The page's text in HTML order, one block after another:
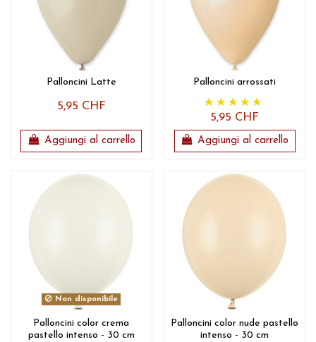
Palloncini Latte
5,95 CHF
Aggiungi al carrello
Palloncini arrossati
5,95 CHF
Aggiungi al carrello
Non disponibile
Palloncini color crema
pastello intenso - 30 cm
Palloncini color nude pastello
intenso - 30 cm